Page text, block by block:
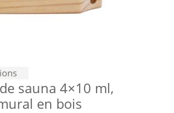
sauna 4×10 ml,
en bois